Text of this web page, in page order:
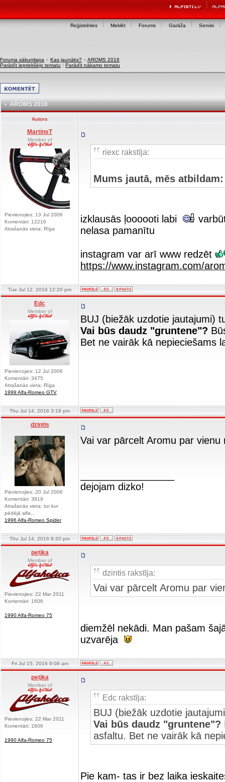
Reģistrēties Meklēt Forums Garāža Servisi
Foruma sākumlapa » Kas jaunāks? » AROMS 2016
Parādīt iepriekšējo tematu | Parādīt nākamo tematu
AROMS 2016
Autors
MartinsT
Member of
Pievienojies: 13 Jul 2006
Komentāri: 12216
Atrašanās vieta: Rīga
riexc rakstīja:
Mums jautā, mēs atbildam:
izklausās ļoooooti labi
nelasa pamanītu
instagram var arī www redzēt
https://www.instagram.com/
Tue Jul 12, 2016 12:20 pm
Edc
Member of
Pievienojies: 12 Jul 2006
Komentāri: 3475
Atrašanās vieta: Rīga
1999 Alfa-Romeo GTV
BUJ (biežāk uzdotie jautajumi)
Vai būs daudz "gruntene"?
Bet ne vairāk kā nepieciešams
Thu Jul 14, 2016 3:18 pm
dzintis
Pievienojies: 20 Jul 2006
Komentāri: 3819
Atrašanās vieta: tur kur
pēdējā alfa...
1996 Alfa-Romeo Spider
Vai var pārcelt Aromu par
dejojam dizko!
Thu Jul 14, 2016 8:20 pm
petjka
Member of
Pievienojies: 22 Mar 2011
Komentāri: 1606
1990 Alfa-Romeo 75
dzintis rakstīja:
Vai var pārcelt Aromu par
diemžēl nekādi. Man pašam
uzvarēja
Fri Jul 15, 2016 9:08 am
petjka
Member of
Pievienojies: 22 Mar 2011
Komentāri: 1606
1990 Alfa-Romeo 75
Edc rakstīja:
BUJ (biežāk uzdotie
Vai būs daudz "gruntene"?
asfaltu. Bet ne vairāk kā
Pie kam- tas ir bez laika